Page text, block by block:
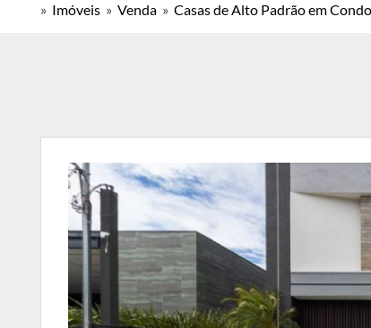
» Imóveis » Venda » Casas de Alto Padrão em